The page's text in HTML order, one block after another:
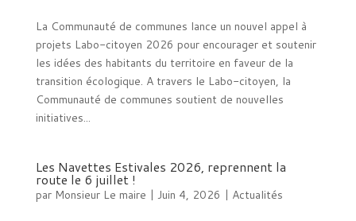
La Communauté de communes lance un nouvel appel à
projets Labo-citoyen 2026 pour encourager et soutenir
les idées des habitants du territoire en faveur de la
transition écologique. A travers le Labo-citoyen, la
Communauté de communes soutient de nouvelles
initiatives...
Les Navettes Estivales 2026, reprennent la
route le 6 juillet !
par Monsieur Le maire | Juin 4, 2026 | Actualités